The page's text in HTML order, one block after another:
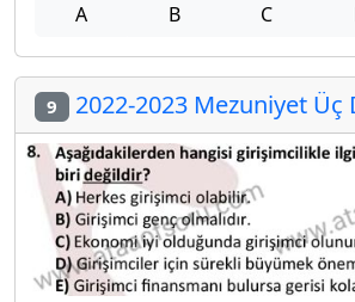
A B C
9 2022-2023 Mezuniyet Üç